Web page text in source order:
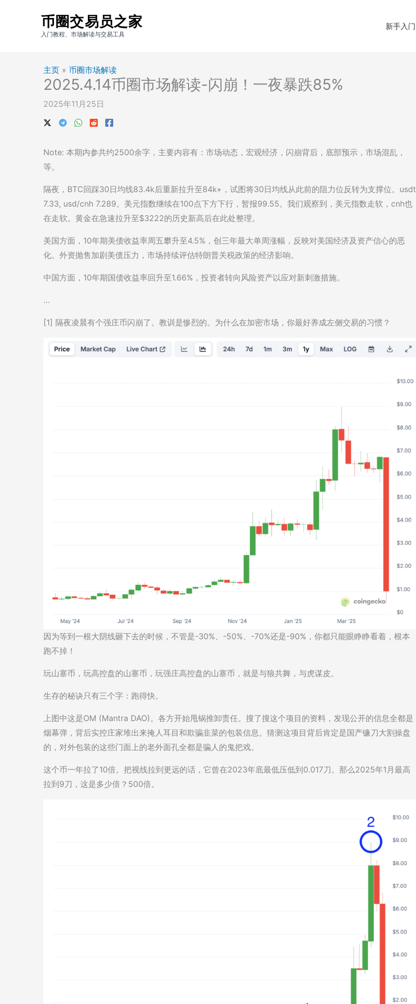
币圈交易员之家
入门教程、市场解读与交易工具
新手入门
主页 » 币圈市场解读
2025.4.14币圈市场解读-闪崩！一夜暴跌85%
2025年11月25日
Note: 本期内参共约2500余字，主要内容有：市场动态，宏观经济，闪崩背后，底部预示，市场混乱，
等。
隔夜，BTC回踩30日均线83.4k后重新拉升至84k+，试图将30日均线从此前的阻力位反转为支撑位。usdt
7.33, usd/cnh 7.289。美元指数继续在100点下方下行，暂报99.55。我们观察到，美元指数走软，cnh也
在走软。黄金在急速拉升至$3222的历史新高后在此处整理。
美国方面，10年期美债收益率周五攀升至4.5%，创三年最大单周涨幅，反映对美国经济及资产信心的恶
化。外资抛售加剧美债压力，市场持续评估特朗普关税政策的经济影响。
中国方面，10年期国债收益率回升至1.66%，投资者转向风险资产以应对新刺激措施。
…
[1] 隔夜凌晨有个强庄币闪崩了。教训是惨烈的。为什么在加密市场，你最好养成左侧交易的习惯？
因为等到一根大阴线砸下去的时候，不管是-30%、-50%、-70%还是-90%，你都只能眼睁睁看着，根本
跑不掉！
玩山寨币，玩高控盘的山寨币，玩强庄高控盘的山寨币，就是与狼共舞，与虎谋皮。
生存的秘诀只有三个字：跑得快。
上图中这是OM (Mantra DAO)。各方开始甩锅推卸责任。搜了搜这个项目的资料，发现公开的信息全都是
烟幕弹，背后实控庄家堆出来掩人耳目和欺骗韭菜的包装信息。猜测这项目背后肯定是国产镰刀大割操盘
的，对外包装的这些门面上的老外面孔全都是骗人的鬼把戏。
这个币一年拉了10倍。把视线拉到更远的话，它曾在2023年底最低压低到0.017刀。那么2025年1月最高
拉到9刀，这是多少倍？500倍。